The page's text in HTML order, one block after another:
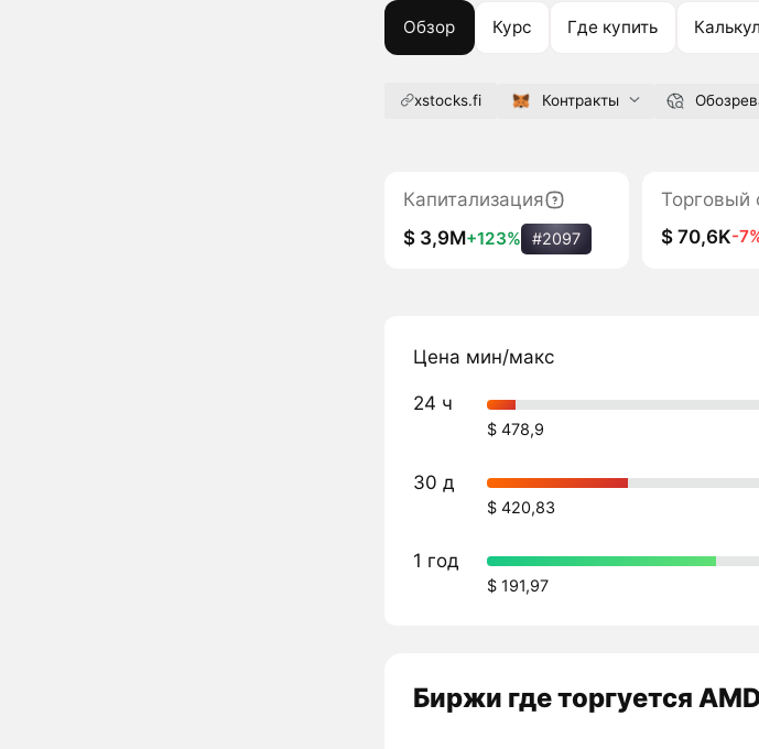
Обзор Курс Где купить
xstocks.fi Контракты
Капитализация
$ 3,9M+123% #2097
Торговый
$ 70,6K-
Цена мин/макс
24 ч
$ 478,9
30 д
$ 420,83
1 год
$ 191,97
Биржи где торгуется